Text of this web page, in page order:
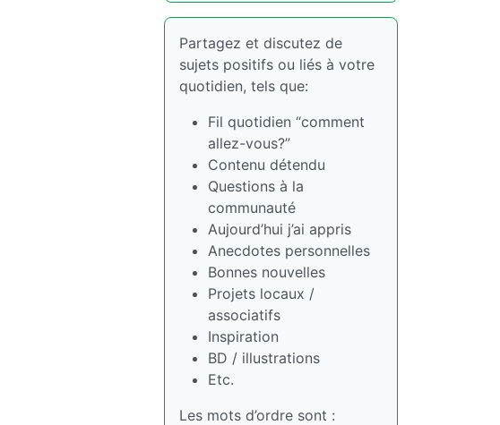
Partagez et discutez de
sujets positifs ou liés à votre
quotidien, tels que:
Fil quotidien “comment
allez-vous?”
Contenu détendu
Questions à la
communauté
Aujourd’hui j’ai appris
Anecdotes personnelles
Bonnes nouvelles
Projets locaux /
associatifs
Inspiration
BD / illustrations
Etc.
Les mots d’ordre sont :